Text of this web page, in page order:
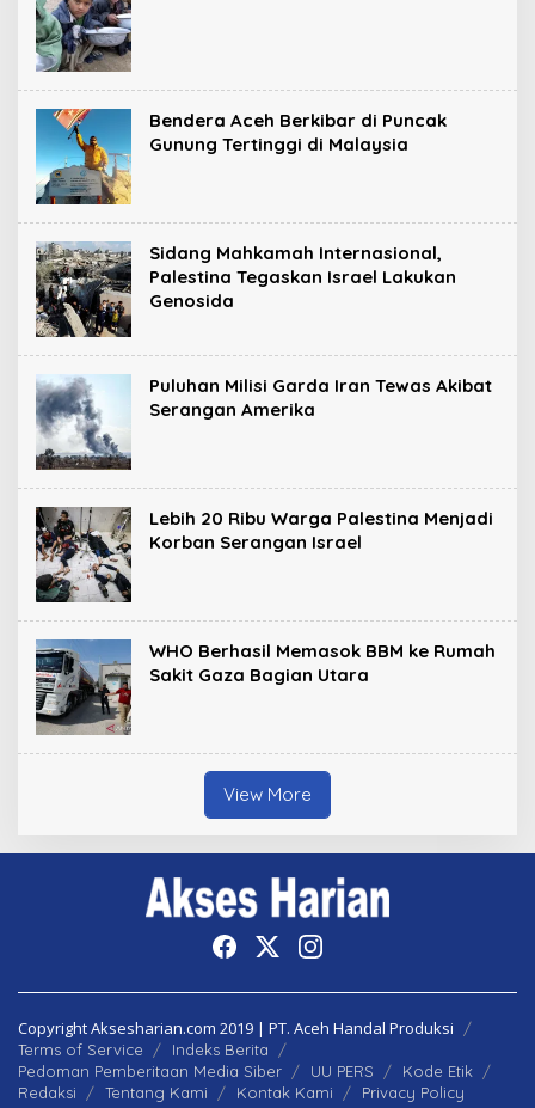
Bendera Aceh Berkibar di Puncak
Gunung Tertinggi di Malaysia
Sidang Mahkamah Internasional,
Palestina Tegaskan Israel Lakukan
Genosida
Puluhan Milisi Garda Iran Tewas Akibat
Serangan Amerika
Lebih 20 Ribu Warga Palestina Menjadi
Korban Serangan Israel
WHO Berhasil Memasok BBM ke Rumah
Sakit Gaza Bagian Utara
View More
Copyright Aksesharian.com 2019 | PT. Aceh Handal Produksi
Terms of Service
Indeks Berita
Pedoman Pemberitaan Media Siber
UU PERS
Kode Etik
Redaksi
Tentang Kami Kontak Kami Privacy Policy